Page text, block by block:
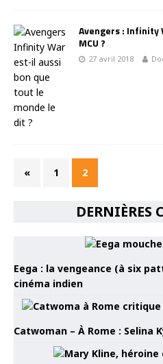
Avengers : Infinity
MCU ?
27 avril 2018
« 1 2
DERNIÈRES
Eega : la vengeance (à six
cinéma indien
Catwoman – À Rome : Selina